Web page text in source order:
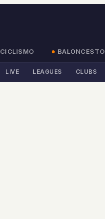
CICLISMO BALONCESTO
LIVE LEAGUES CLUBS